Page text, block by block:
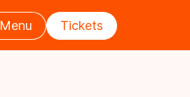
Menu Tickets